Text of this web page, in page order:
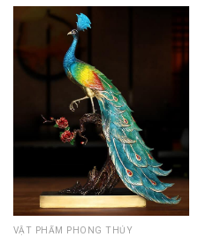
VẬT PHẨM PHONG THỦY